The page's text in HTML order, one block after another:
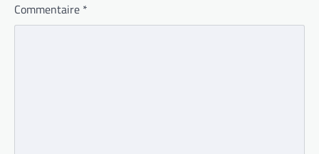
Commentaire *